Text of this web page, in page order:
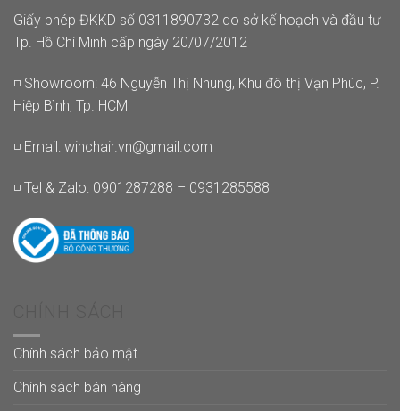
Giấy phép ĐKKD số 0311890732 do sở kế hoạch và đầu tư
Tp. Hồ Chí Minh cấp ngày 20/07/2012
◽ Showroom: 46 Nguyễn Thị Nhung, Khu đô thị Vạn Phúc, P.
Hiệp Bình, Tp. HCM
◽ Email: winchair.vn@gmail.com
◽ Tel & Zalo: 0901287288 – 0931285588
Chính sách bảo mật
Chính sách bán hàng